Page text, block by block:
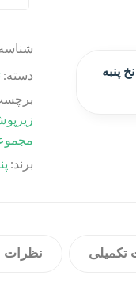
پنبه
دسته:
برند:
تکمیلی نظرات